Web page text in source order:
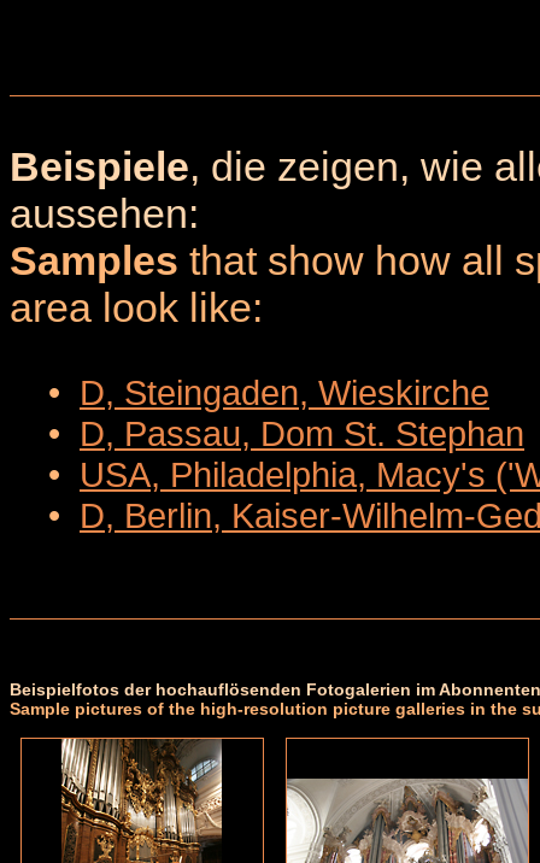
Beispiele, die zeigen, wie
aussehen:
Samples that show how all
area look like:
• D, Steingaden, Wieskirche
• D, Passau, Dom St. Stephan
• USA, Philadelphia, Macy's
• D, Berlin, Kaiser-Wilhelm-
Beispielfotos der hochauflösenden Fotogalerien im
Sample pictures of the high-resolution picture galleries in the